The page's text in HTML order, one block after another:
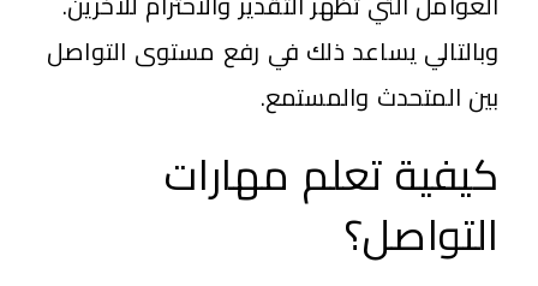
وبالتالي يساعد ذلك في رفع مستوى التواصل
بين المتحدث والمستمع.
كيفية تعلم مهارات
التواصل؟